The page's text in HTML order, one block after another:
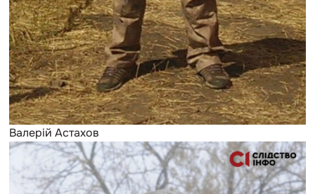
Валерій Астахов